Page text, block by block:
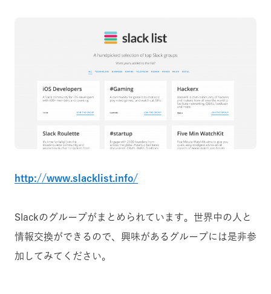
http://www.slacklist.info/
Slackのグループがまとめられています。世界中の人と
情報交換ができるので、興味があるグループには是非参
加してみてください。